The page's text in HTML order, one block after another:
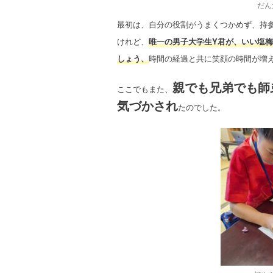
だ
最初は、自分の役割がうまくつかめず、
けれど、 唯一の男子大学生Y君が、いい塩
しょう、時間の経過と共に笑顔の時間が増
ここでもまた、 親でも兄弟でも
気づかされたのでした。